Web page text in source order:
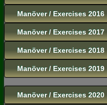
Manöver / Exercises 2016
Manöver / Exercises 2017
Manöver / Exercises 2018
Manöver / Exercises 2019
Manöver / Exercises 2020